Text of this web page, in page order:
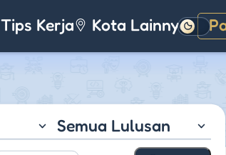
Tips Kerja Kota LainnyaGelap
Semua Lulusan